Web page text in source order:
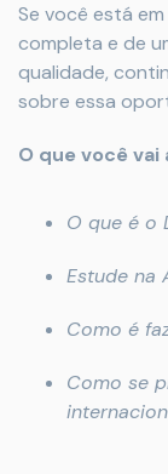
Se você está
completa e de
qualidade,
sobre essa
O que você vai
O que é o
Estude na
Como é
Como se